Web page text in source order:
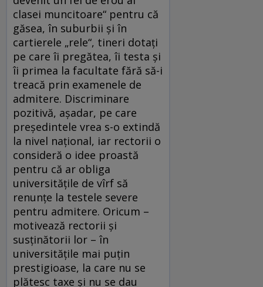
clasei muncitoare“ pentru că
găsea, în suburbii şi în
cartierele „rele“, tineri dotaţi
pe care îi pregătea, îi testa şi
îi primea la facultate fără să-i
treacă prin examenele de
admitere. Discriminare
pozitivă, aşadar, pe care
preşedintele vrea s-o extindă
la nivel naţional, iar rectorii o
consideră o idee proastă
pentru că ar obliga
universităţile de vîrf să
renunţe la testele severe
pentru admitere. Oricum –
motivează rectorii şi
susţinătorii lor – în
universităţile mai puţin
prestigioase, la care nu se
plătesc taxe şi nu se dau